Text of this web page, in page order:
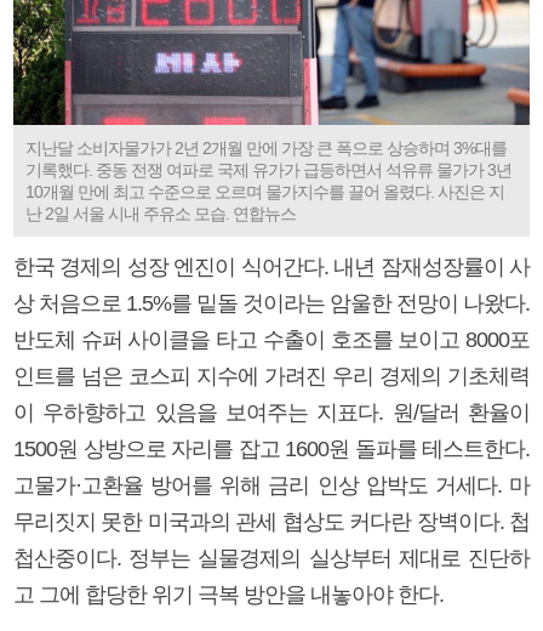
지난달 소비자물가가 2년 2개월 만에 가장 큰 폭으로 상승하며 3%대를
기록했다. 중동 전쟁 여파로 국제 유가가 급등하면서 석유류 물가가 3년
10개월 만에 최고 수준으로 오르며 물가지수를 끌어 올렸다. 사진은 지
난 2일 서울 시내 주유소 모습. 연합뉴스
한국 경제의 성장 엔진이 식어간다. 내년 잠재성장률이 사
상 처음으로 1.5%를 밑돌 것이라는 암울한 전망이 나왔다.
반도체 슈퍼 사이클을 타고 수출이 호조를 보이고 8000포
인트를 넘은 코스피 지수에 가려진 우리 경제의 기초체력
이 우하향하고 있음을 보여주는 지표다. 원/달러 환율이
1500원 상방으로 자리를 잡고 1600원 돌파를 테스트한다.
고물가·고환율 방어를 위해 금리 인상 압박도 거세다. 마
무리짓지 못한 미국과의 관세 협상도 커다란 장벽이다. 첩
첩산중이다. 정부는 실물경제의 실상부터 제대로 진단하
고 그에 합당한 위기 극복 방안을 내놓아야 한다.